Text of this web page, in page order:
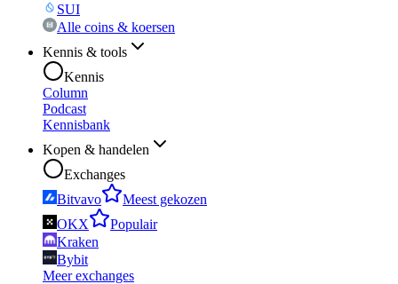
SUI
Alle coins & koersen
Kennis & tools
Kennis
Column
Podcast
Kennisbank
Kopen & handelen
Exchanges
Bitvavo
Meest gekozen
OKX
Populair
Kraken
Bybit
Meer exchanges